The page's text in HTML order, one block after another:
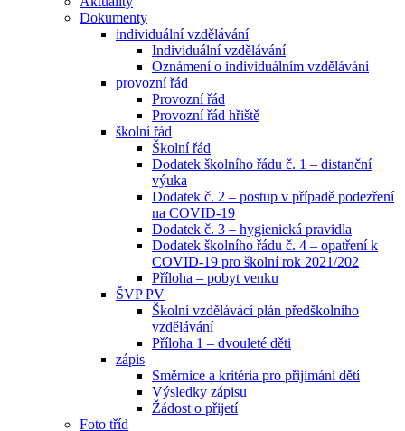
Dokumenty
individuální vzdělávání
Individuální vzdělávání
Oznámení o individuálním vzdělávání
provozní řád
Provozní řád
Provozní řád hřiště
školní řád
Školní řád
Dodatek školního řádu č. 1 – distanční
výuka
Dodatek č. 2 – postup v případě podezření
na COVID-19
Dodatek č. 3 – hygienická pravidla
Dodatek školního řádu č. 4 – opatření k
COVID-19 pro školní rok 2021/202
Příloha – pobyt venku
ŠVP PV
Školní vzdělávácí plán předškolního
vzdělávání
Příloha 1 – dvouleté děti
zápis
Směrnice a kritéria pro přijímání dětí
Výsledky zápisu
Žádost o přijetí
Foto tříd